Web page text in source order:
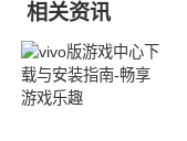
相关资讯